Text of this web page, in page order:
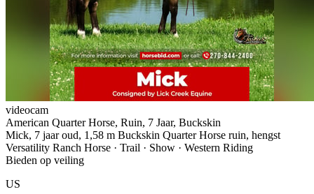
videocam
American Quarter Horse, Ruin, 7 Jaar, Buckskin
Mick, 7 jaar oud, 1,58 m Buckskin Quarter Horse ruin, hengst
Versatility Ranch Horse · Trail · Show · Western Riding
Bieden op veiling
US